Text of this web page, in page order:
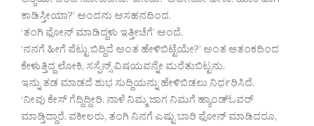
ಕಾಡಿಸ್ತೀಯಾ?’ ಅಂದನು ಅಸಹನದಿಂದ.
‘ತಂಗಿ ಫೋನ್ ಮಾಡಿದ್ದಳು ಇತ್ತೀಚೆಗೆ’ ಅಂದೆ.
‘ನನಗೆ ಹೀಗೆ ಪೆಟ್ಟು ಬಿದ್ದಿದೆ ಅಂತ ಹೇಳಿಬಿಟ್ಟೆಯೇ?’ ಅಂತ ಆತಂಕದಿಂದ
ಕೇಳುತ್ತಿದ್ದ ಲೋಕಿ, ಸಸ್ಪೆನ್ಸ್ ವಿಷಯವನ್ನೇ ಮರೆತುಬಿಟ್ಟನು.
ಇನ್ನು ತಡ ಮಾಡದೆ ಶುಭ ಸುದ್ದಿಯನ್ನು ಹೇಳಿಬಿಡಲು ನಿರ್ಧರಿಸಿದೆ.
‘ನೀವು ಕೇಸ್ ಗೆದ್ದಿದ್ದೀರಿ. ನಾಳೆ ನಿಮ್ಮ ಜಾಗ ನಿಮಗೆ ಹ್ಯಾಂಡ್‍ಓವರ್
ಮಾಡ್ತಿದ್ದಾರೆ. ವಕೀಲರು, ತಂಗಿ ನಿನಗೆ ಎಷ್ಟು ಬಾರಿ ಫೋನ್ ಮಾಡಿದರೂ,